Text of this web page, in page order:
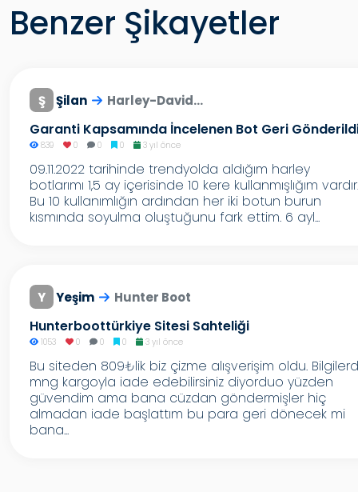
Benzer Şikayetler
Ş Şilan Harley-David...
Garanti Kapsamında İncelenen Bot Geri
839 0 0 0 3 yıl önce
09.11.2022 tarihinde trendyolda aldığım harley
botlarımı 1,5 ay içerisinde 10 kere kullanmışlığım vardır.
Bu 10 kullanımlığın ardından her iki botun burun
kısmında soyulma oluştuğunu fark ettim. 6 ayl...
Y Yeşim Hunter Boot
Hunterboottürkiye Sitesi Sahteliği
1053 0 0 0 3 yıl önce
Bu siteden 809₺lik biz çizme alışverişim oldu.
mng kargoyla iade edebilirsiniz diyorduo yüzden
güvendim ama bana cüzdan göndermişler hiç
almadan iade başlattım bu para geri dönecek mi
bana...